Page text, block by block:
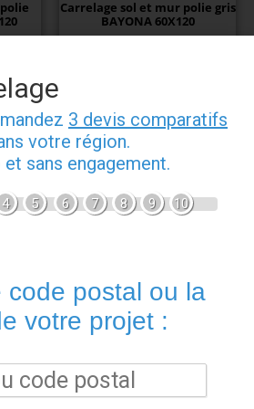
Carrelage sol et mur polie gris
BAYONA 60X120
ÉGALEMENT COMMANDÉ…
Promo !
Colle carrelage pour
toute surface (intérieur
3 devis comparatifs
votre région.
et sans engagement.
4 5 6 7 8 9 10
code postal ou la
votre projet :